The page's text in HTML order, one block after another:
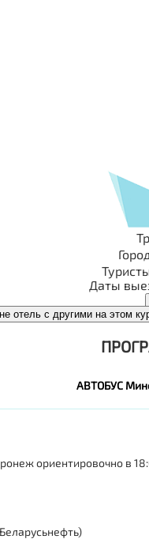
Даты
отель с другими на этом
АВТОБУС
ориентировочно в